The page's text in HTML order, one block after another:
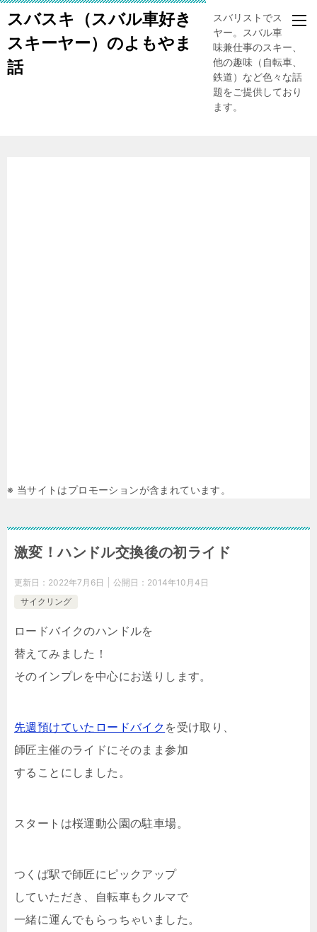
スバスキ（スバル車好き
スキーヤー）のよもやま
話
スバリストでスキー
ヤー。スバル車、趣
味兼仕事のスキー、
他の趣味（自転車、
鉄道）など色々な話
題をご提供しており
ます。
※ 当サイトはプロモーションが含まれています。
激変！ハンドル交換後の初ライド
更新日： 2022年7月6日 公開日： 2014年10月4日
サイクリング
ロードバイクのハンドルを
替えてみました！
そのインプレを中心にお送りします。
先週預けていたロードバイク を受け取り、
師匠主催のライドにそのまま参加
することにしました。
スタートは桜運動公園の駐車場。
つくば駅で師匠にピックアップ
していただき、自転車もクルマで
一緒に運んでもらっちゃいました。